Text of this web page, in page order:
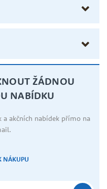
ŽÁDNOU
NABÍDKU
a akčních nabídek přímo na
NÁKUPU